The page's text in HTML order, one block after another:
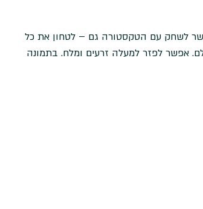
לשחק עם הטקסטורה גם – לטחון את כל
אפשר לפזר למעלה זרעים ומלח. בתמונה